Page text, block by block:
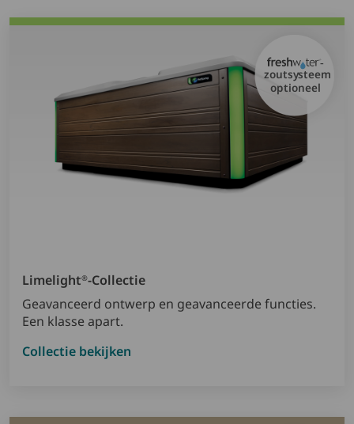
zoutsysteem
optioneel
-
Limelight®-collectie
Geavanceerd ontwerp en geavanceerde functies.
Een klasse apart.
Collectie bekijken